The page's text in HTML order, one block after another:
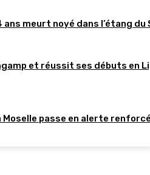
meurt noyé dans l’étang du
et réussit ses débuts en
Moselle passe en alerte